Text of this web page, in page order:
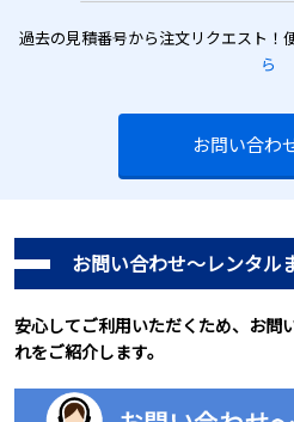
注意書き
出荷前外観写真
過去の見積番号から注文リクエスト！
ら
お問い合わ
お問い合わせ～レンタル
安心してご利用いただくため、お問
れをご紹介します。